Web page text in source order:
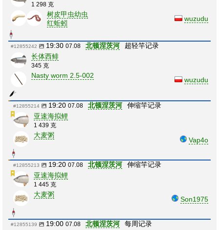
1 298 克
树皮甲虫幼虫
红蚯蚓
wuzudu
#12855242 19:30 07.08 北顿涅茨河
超轻竿记录
长体西鲱
345 克
Nasty worm 2.5-002
wuzudu
#12855214 19:20 07.08 北顿涅茨河
伸缩竿记录
亚速海拟鲤
1 439 克
大麦粥
Vap4o
#12855213 19:20 07.08 北顿涅茨河
伸缩竿记录
亚速海拟鲤
1 445 克
大麦粥
Son1975
#12855139 19:00 07.08 北顿涅茨河
每周记录